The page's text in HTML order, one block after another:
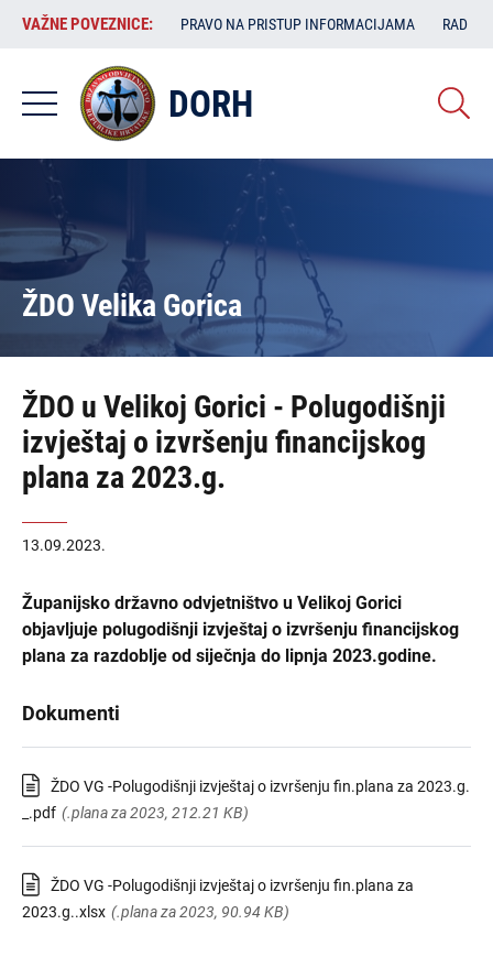
Skoči
sadržaj
VAŽNE
POVEZNICE:
VAŽNE POVEZNICE: PRAVO NA PRISTUP INFORMACIJAMA RAD
DORH
ŽDO Velika Gorica
ŽDO u Velikoj Gorici - Polugodišnji
izvještaj o izvršenju financijskog
plana za 2023.g.
13.09.2023.
Županijsko državno odvjetništvo u Velikoj Gorici
objavljuje polugodišnji izvještaj o izvršenju financijskog
plana za razdoblje od siječnja do lipnja 2023.godine.
Dokumenti
ŽDO VG -Polugodišnji izvještaj o izvršenju fin.plana za 2023.g.
_.pdf (.plana za 2023, 212.21 KB)
ŽDO VG -Polugodišnji izvještaj o izvršenju fin.plana za
2023.g..xlsx (.plana za 2023, 90.94 KB)